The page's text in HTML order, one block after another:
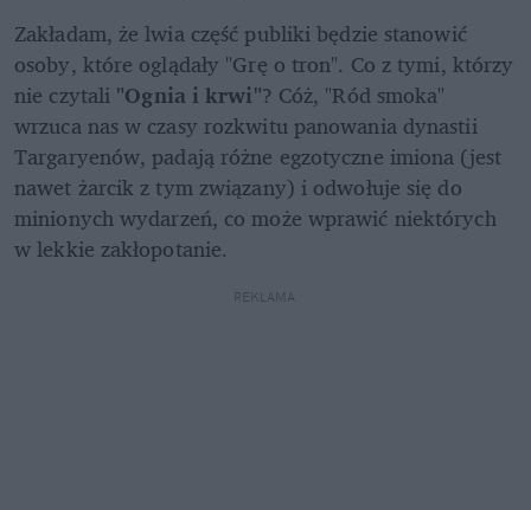
Zakładam, że lwia część publiki będzie stanowić
osoby, które oglądały "Grę o tron". Co z tymi, którzy
nie czytali "Ognia i krwi"? Cóż, "Ród smoka"
wrzuca nas w czasy rozkwitu panowania dynastii
Targaryenów, padają różne egzotyczne imiona (jest
nawet żarcik z tym związany) i odwołuje się do
minionych wydarzeń, co może wprawić niektórych
w lekkie zakłopotanie.
REKLAMA